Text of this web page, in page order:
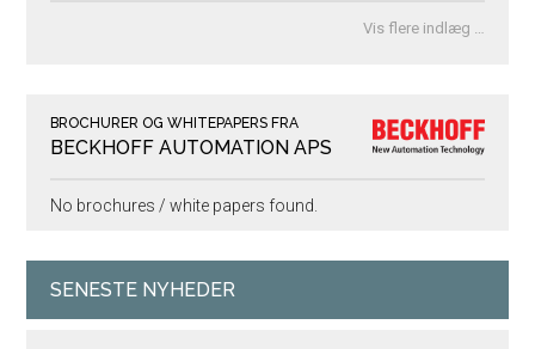
Vis flere indlæg …
BROCHURER OG WHITEPAPERS FRA
BECKHOFF AUTOMATION APS
No brochures / white papers found.
SENESTE NYHEDER